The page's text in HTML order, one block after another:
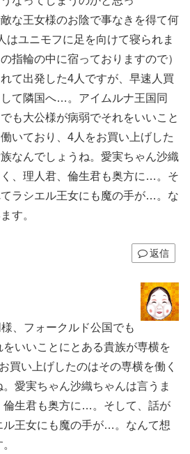
な王女様のお陰で事なきを得て何
はユニモフに足を向けて寝られま
指輪の中に宿っておりますので）
て出発した4人ですが、早速人買
て隣国へ…。アイムルナ王国同
も大公様が病弱でそれをいいこと
いており、4人をお買い上げした
なんでしょうね。愛実ちゃん沙織
、理人君、倫生君も奥方に…。そ
ラシエル王女にも魔の手が…。な
す。
返信
、フォークルド公国でも
いいことにとある貴族が専横を
買い上げしたのはその専横を働く
愛実ちゃん沙織ちゃんは言うま
倫生君も奥方に…。そして、話が
ル王女にも魔の手が…。なんて想